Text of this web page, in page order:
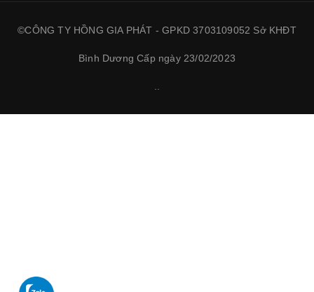
©CÔNG TY HỒNG GIA PHÁT - GPKD 3703109052 Sở KHĐT
Bình Dương Cấp ngày 23/02/2023